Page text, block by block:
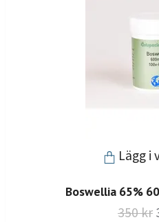
Lägg i
Boswellia 65%
350 kr